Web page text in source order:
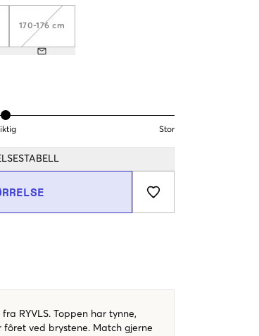
170-176 cm
Stor
RYVLS. Toppen har tynne,
ved brystene. Match gjerne